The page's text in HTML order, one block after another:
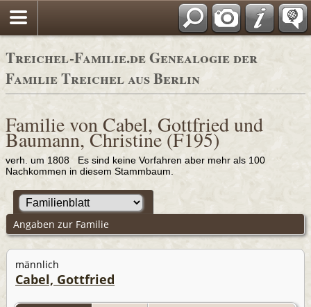
Adressbücher
Treichel-Familie.de Genealogie der
Familie Treichel aus Berlin
Familie von Cabel, Gottfried und
Baumann, Christine (F195)
verh. um 1808 Es sind keine Vorfahren aber mehr als 100
Nachkommen in diesem Stammbaum.
Angaben zur Familie
männlich
Cabel, Gottfried